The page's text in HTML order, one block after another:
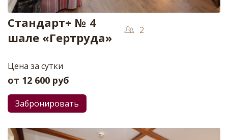
Стандарт+ № 4
шале «Гертруда»
2
Цена за сутки
от 12 600 руб
Забронировать